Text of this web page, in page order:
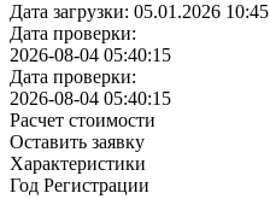
Дата загрузки: 05.01.2026 10:45
Дата проверки:
2026-08-04 05:40:15
Дата проверки:
2026-08-04 05:40:15
Расчет стоимости
Оставить заявку
Характеристики
Год Регистрации